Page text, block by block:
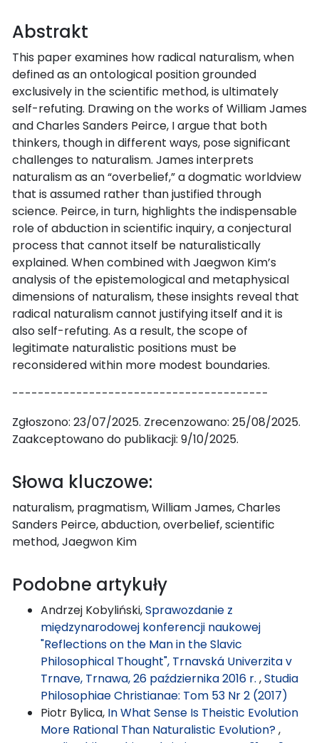
Abstrakt
This paper examines how radical naturalism, when
defined as an ontological position grounded
exclusively in the scientific method, is ultimately
self-refuting. Drawing on the works of William James
and Charles Sanders Peirce, I argue that both
thinkers, though in different ways, pose significant
challenges to naturalism. James interprets
naturalism as an “overbelief,” a dogmatic worldview
that is assumed rather than justified through
science. Peirce, in turn, highlights the indispensable
role of abduction in scientific inquiry, a conjectural
process that cannot itself be naturalistically
explained. When combined with Jaegwon Kim’s
analysis of the epistemological and metaphysical
dimensions of naturalism, these insights reveal that
radical naturalism cannot justifying itself and it is
also self-refuting. As a result, the scope of
legitimate naturalistic positions must be
reconsidered within more modest boundaries.
----------------------------------------
Zgłoszono: 23/07/2025. Zrecenzowano: 25/08/2025.
Zaakceptowano do publikacji: 9/10/2025.
Słowa kluczowe:
naturalism, pragmatism, William James, Charles
Sanders Peirce, abduction, overbelief, scientific
method, Jaegwon Kim
Podobne artykuły
Andrzej Kobyliński,Sprawozdanie z
międzynarodowej konferencji naukowej
"Reflections on the Man in the Slavic
Philosophical Thought", Trnavská Univerzita v
Trnave, Trnawa, 26 października 2016 r. ,Studia
Philosophiae Christianae: Tom 53 Nr 2 (2017)
Piotr Bylica, In What Sense Is Theistic Evolution
More Rational Than Naturalistic Evolution?,